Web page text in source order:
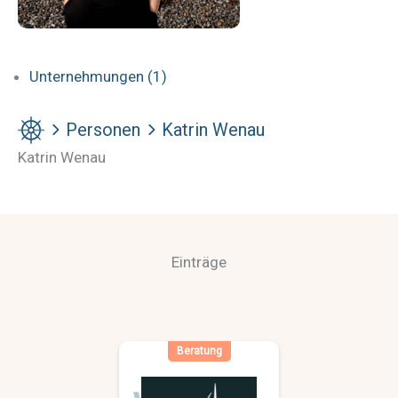
Unternehmungen (1)
Personen Katrin Wenau
Katrin Wenau
Einträge
Beratung